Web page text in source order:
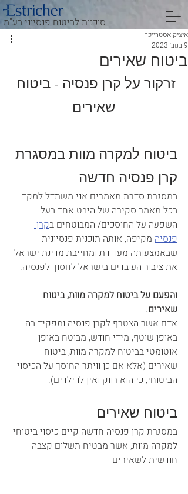
סוכנות לביטוח פנסיוני בע"מ
ביטוח שאירים
איציק אסטרייכר
9 בנוב׳ 2023
זרקור על קרן פנסיה - ביטוח
שאירים
ביטוח למקרה מוות במסגרת
קרן פנסיה חדשה
במסגרת סדרת מאמרים אני משתדל למקד
בכל מאמר סקירה של היבט אחד בעל
השפעה על החוסכים/ המבוטחים בקרן
פנסיה מקיפה, אותה תוכנית פנסיונית
שבאמצעותה מעודדת ומחייבת מדינת ישראל
את ציבור העובדים בישראל לחסוך לפנסיה.
והפעם על ביטוח למקרה מוות, ביטוח
שאירים.
אדם אשר הצטרף לקרן פנסיה ומפקיד בה
באופן שוטף, מידי חודש, מבוטח באופן
אוטומטי בביטוח למקרה מוות, ביטוח
שאירים (אלא אם כן וויתר החוסך על הכיסוי
הביטוחי, כי הוא רווק ואין לו ילדים).
ביטוח שאירים
במסגרת קרן פנסיה חדשה קיים כיסוי ביטוחי
למקרה מוות, אשר מבטיח תשלום קצבה
חודשית לשאירים